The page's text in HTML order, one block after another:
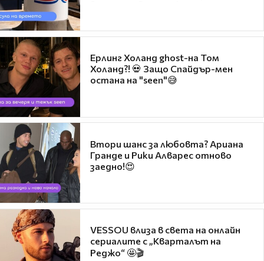
Ерлинг Холанд ghost-на Том
Холанд?! 💀 Защо Спайдър-мен
остана на "seen"😅
Втори шанс за любовта? Ариана
Гранде и Рики Алварес отново
заедно!😍
VESSOU влиза в света на онлайн
сериалите с „Кварталът на
Реджо“ 🤩🎬